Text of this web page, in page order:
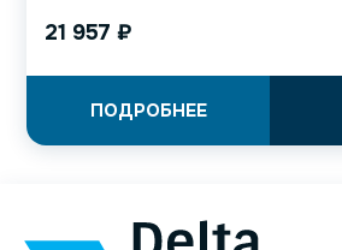
21 957 ₽
ПОДРОБНЕЕ